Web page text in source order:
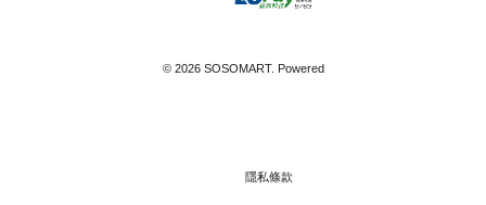
© 2026 SOSOMART. Powered
隱私條款